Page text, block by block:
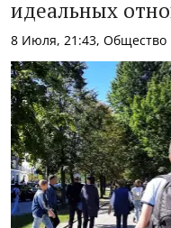
идеальных
8 Июля, 21:43, Общество